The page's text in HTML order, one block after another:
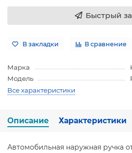
Быстрый
В закладки В сравнение
Марка
Модель
Все характеристики
Описание Характеристики
Автомобильная наружная ручка